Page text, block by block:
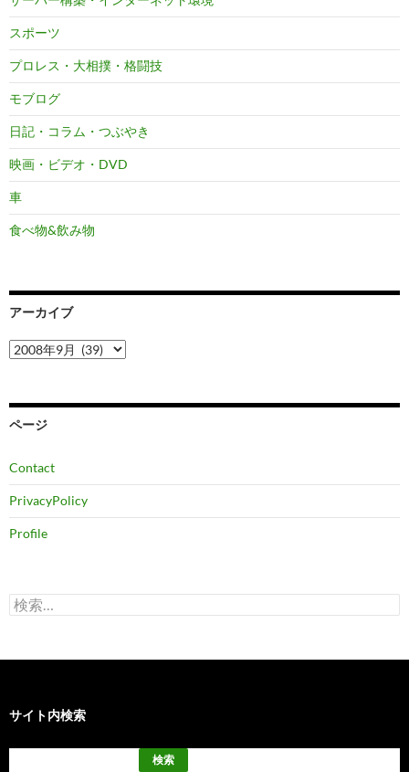
スポーツ
プロレス・大相撲・格闘技
モブログ
日記・コラム・つぶやき
映画・ビデオ・DVD
車
食べ物&飲み物
アーカイブ
ア
ー
ブ
ページ
Contact
PrivacyPolicy
Profile
検
索:
サイト内検索